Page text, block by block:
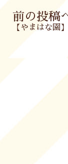
Prev
前の投稿